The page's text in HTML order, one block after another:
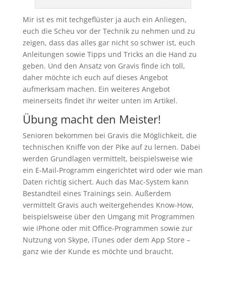
Mir ist es mit techgeflüster ja auch ein Anliegen,
euch die Scheu vor der Technik zu nehmen und zu
zeigen, dass das alles gar nicht so schwer ist, euch
Anleitungen sowie Tipps und Tricks an die Hand zu
geben. Und den Ansatz von Gravis finde ich toll,
daher möchte ich euch auf dieses Angebot
aufmerksam machen. Ein weiteres Angebot
meinerseits findet ihr weiter unten im Artikel.
Übung macht den Meister!
Senioren bekommen bei Gravis die Möglichkeit, die
technischen Kniffe von der Pike auf zu lernen. Dabei
werden Grundlagen vermittelt, beispielsweise wie
ein E-Mail-Programm eingerichtet wird oder wie man
Daten richtig sichert. Auch das Mac-System kann
Bestandteil eines Trainings sein. Außerdem
vermittelt Gravis auch weitergehendes Know-How,
beispielsweise über den Umgang mit Programmen
wie iPhone oder mit Office-Programmen sowie zur
Nutzung von Skype, iTunes oder dem App Store –
ganz wie der Kunde es möchte und braucht.